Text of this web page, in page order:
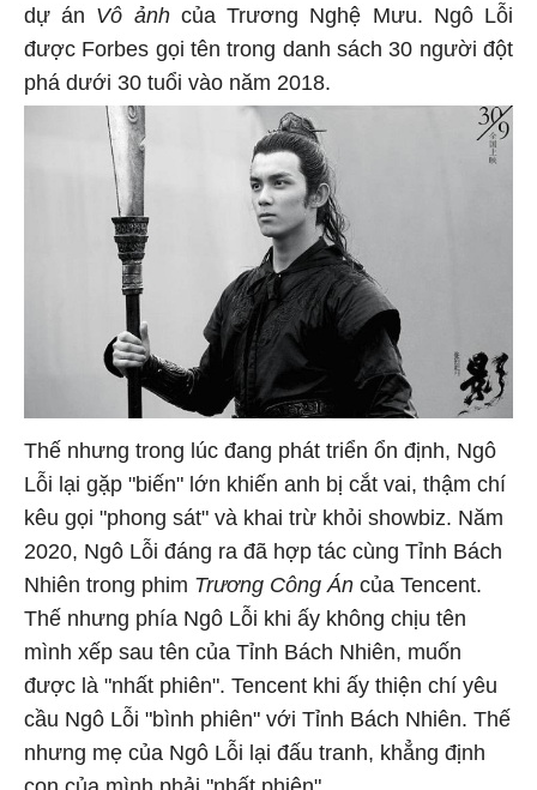
dự án Vô ảnhcủa Trương Nghệ Mưu. Ngô Lỗi
được Forbes gọi tên trong danh sách 30 người đột
phá dưới 30 tuổi vào năm 2018.
Thế nhưng trong lúc đang phát triển ổn định, Ngô
Lỗi lại gặp "biến" lớn khiến anh bị cắt vai, thậm chí
kêu gọi "phong sát" và khai trừ khỏi showbiz. Năm
2020, Ngô Lỗi đáng ra đã hợp tác cùng Tỉnh Bách
Nhiên trong phim Trương Công Án của Tencent.
Thế nhưng phía Ngô Lỗi khi ấy không chịu tên
mình xếp sau tên của Tỉnh Bách Nhiên, muốn
được là "nhất phiên". Tencent khi ấy thiện chí yêu
cầu Ngô Lỗi "bình phiên" với Tỉnh Bách Nhiên. Thế
nhưng mẹ của Ngô Lỗi lại đấu tranh, khẳng định